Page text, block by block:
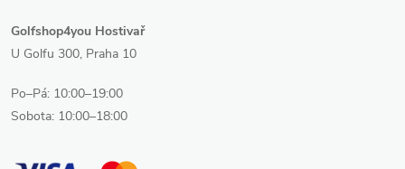
Golfshop4you Hostivař
U Golfu 300, Praha 10
Po–Pá: 10:00–19:00
Sobota: 10:00–18:00